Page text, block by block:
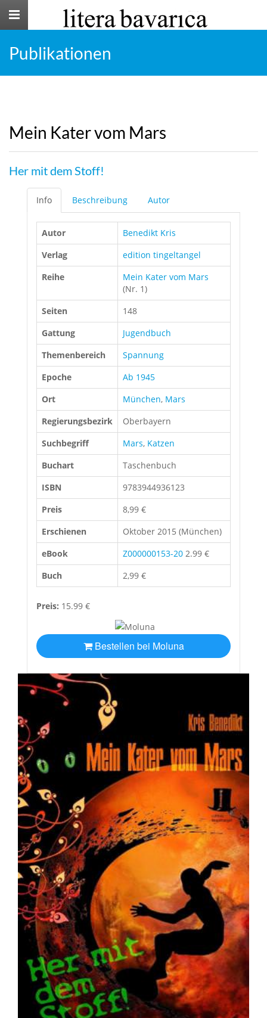
Toggle
Publikationen
Mein Kater vom Mars
Her mit dem Stoff!
Info Beschreibung Autor
Autor
Benedikt Kris
Verlag
edition tingeltangel
Reihe
Mein Kater vom Mars
(Nr. 1)
Seiten
148
Gattung
Jugendbuch
Themenbereich
Spannung
Epoche
Ab 1945
Ort
München, Mars
Regierungsbezirk
Oberbayern
Suchbegriff
Mars, Katzen
Buchart
Taschenbuch
ISBN
9783944936123
Preis
8,99 €
Erschienen
Oktober 2015 (München)
eBook
Z000000153-20 2.99 €
Buch
2,99 €
Preis: 15.99 €
Bestellen bei Moluna